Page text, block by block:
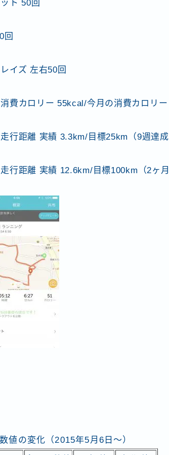
ト 50回
回
イズ 左右50回
費カロリー 55kcal/今月の消費カロリ
行距離 実績 3.3km/目標25km（9週達成
行距離 実績 12.6km/目標100km（2ヶ月
数値の変化（2015年5月6日～）